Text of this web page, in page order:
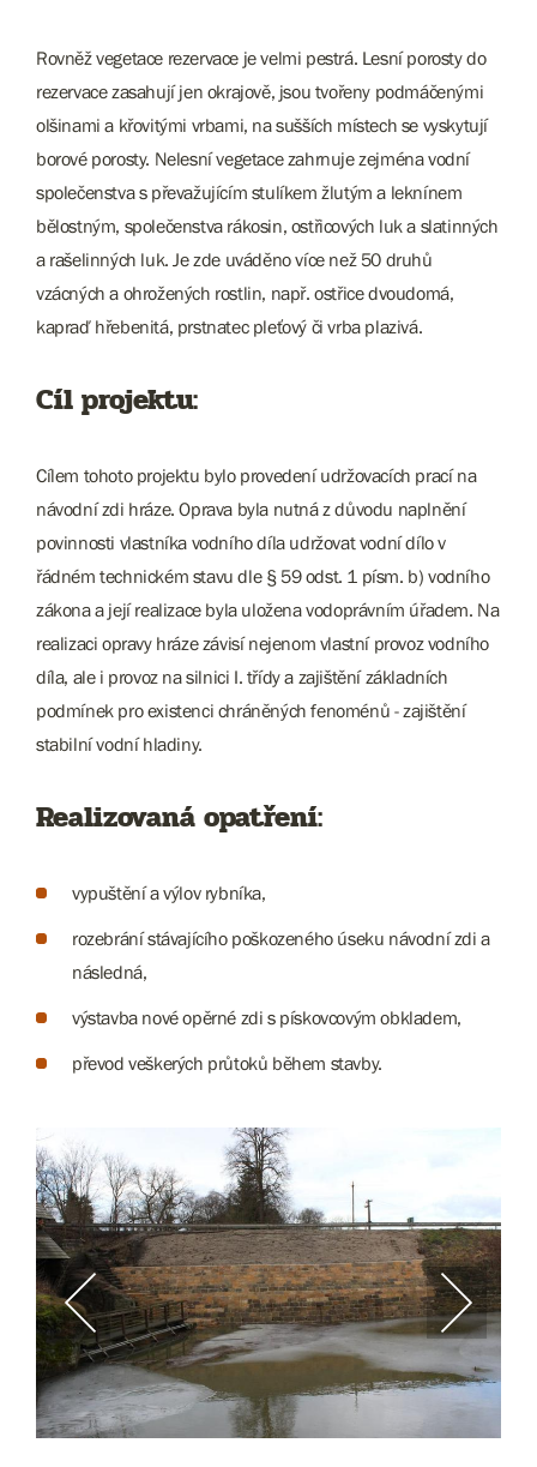
Rovněž vegetace rezervace je velmi pestrá. Lesní porosty do
rezervace zasahují jen okrajově, jsou tvořeny podmáčenými
olšinami a křovitými vrbami, na sušších místech se vyskytují
borové porosty. Nelesní vegetace zahrnuje zejména vodní
společenstva s převažujícím stulíkem žlutým a leknínem
bělostným, společenstva rákosin, ostřicových luk a slatinných
a rašelinných luk. Je zde uváděno více než 50 druhů
vzácných a ohrožených rostlin, např. ostřice dvoudomá,
kapraď hřebenitá, prstnatec pleťový či vrba plazivá.
Cíl projektu:
Cílem tohoto projektu bylo provedení udržovacích prací na
návodní zdi hráze. Oprava byla nutná z důvodu naplnění
povinnosti vlastníka vodního díla udržovat vodní dílo v
řádném technickém stavu dle § 59 odst. 1 písm. b) vodního
zákona a její realizace byla uložena vodoprávním úřadem. Na
realizaci opravy hráze závisí nejenom vlastní provoz vodního
díla, ale i provoz na silnici I. třídy a zajištění základních
podmínek pro existenci chráněných fenoménů - zajištění
stabilní vodní hladiny.
Realizovaná opatření:
vypuštění a výlov rybníka,
rozebrání stávajícího poškozeného úseku návodní zdi a
následná,
výstavba nové opěrné zdi s pískovcovým obkladem,
převod veškerých průtoků během stavby.